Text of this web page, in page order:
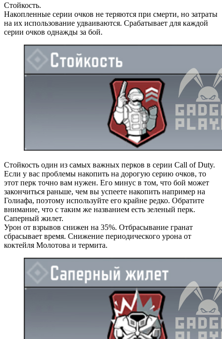
Стойкость.
Накопленные серии очков не теряются при смерти, но затраты
на их использование удваиваются. Срабатывает для каждой
серии очков однажды за бой.
Стойкость один из самых важных перков в серии Call of Duty.
Если у вас проблемы накопить на дорогую серию очков, то
этот перк точно вам нужен. Его минус в том, что бой может
закончиться раньше, чем вы успеете накопить например на
Голиафа, поэтому используйте его крайне редко. Обратите
внимание, что с таким же названием есть зеленый перк.
Саперный жилет.
Урон от взрывов снижен на 35%. Отбрасывание гранат
сбрасывает время. Снижение периодического урона от
коктейля Молотова и термита.